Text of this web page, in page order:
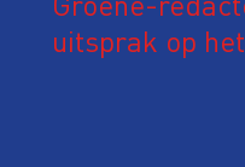
uitsprak op